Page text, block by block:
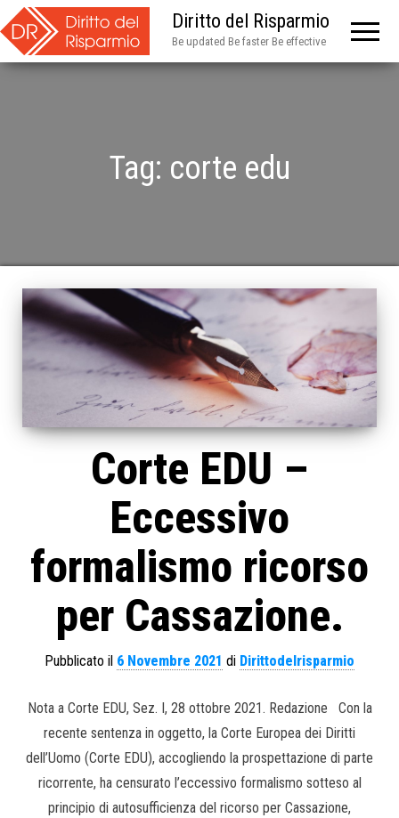
Diritto del Risparmio
Be updated Be faster Be effective
Tag: corte edu
Corte EDU –
Eccessivo
formalismo ricorso
per Cassazione.
Pubblicato il 6 Novembre 2021 di Dirittodelrisparmio
Nota a Corte EDU, Sez. I, 28 ottobre 2021. Redazione Con la
recente sentenza in oggetto, la Corte Europea dei Diritti
dell’Uomo (Corte EDU), accogliendo la prospettazione di parte
ricorrente, ha censurato l’eccessivo formalismo sotteso al
principio di autosufficienza del ricorso per Cassazione,